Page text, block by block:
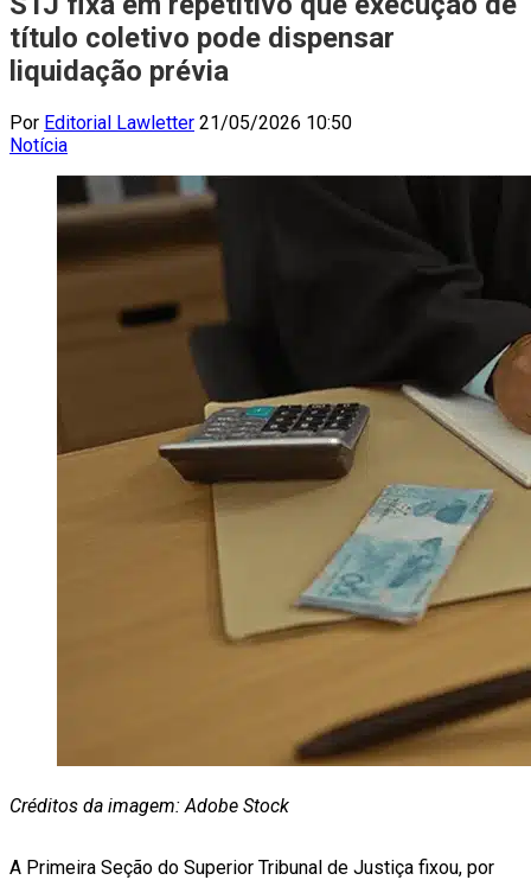
título coletivo pode dispensar
liquidação prévia
Por Editorial Lawletter 21/05/2026 10:50
Notícia
Créditos da imagem: Adobe Stock
A Primeira Seção do Superior Tribunal de Justiça fixou, por